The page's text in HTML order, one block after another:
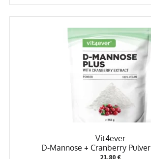
Vit4ever
D-Mannose + Cranberry
21,80€